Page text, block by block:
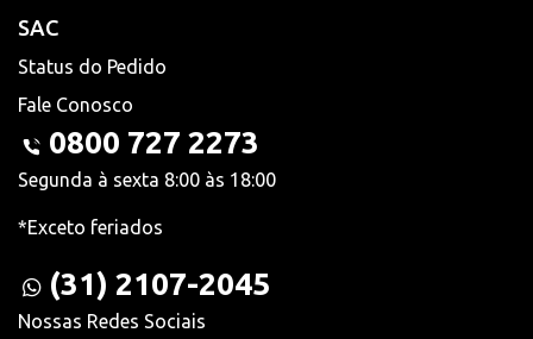
SAC
Status do Pedido
Fale Conosco
0800 727 2273
Segunda à sexta 8:00 às 18:00
*Exceto feriados
(31) 2107-2045
Nossas Redes Sociais